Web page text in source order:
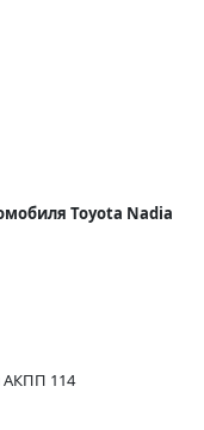
Toyota Nadia
АКПП 114